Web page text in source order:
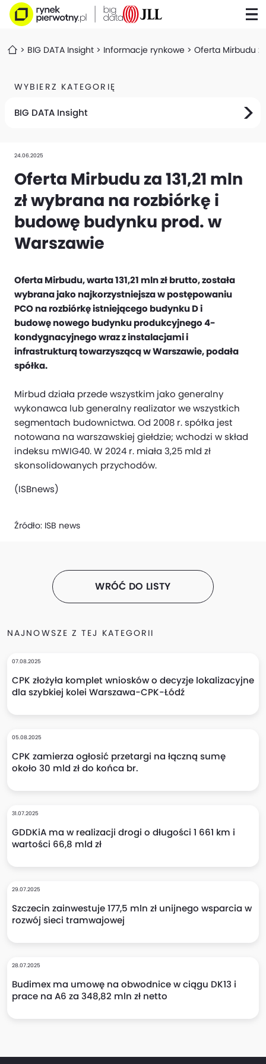
BIG DATA Insight Informacje rynkowe Oferta Mirbudu
WYBIERZ KATEGORIĘ
BIG DATA Insight
24.06.2025
Oferta Mirbudu za 131,21 mln
zł wybrana na rozbiórkę i
budowę budynku prod. w
Warszawie
Oferta Mirbudu, warta 131,21 mln zł brutto, została
wybrana jako najkorzystniejsza w postępowaniu
PCO na rozbiórkę istniejącego budynku D i
budowę nowego budynku produkcyjnego 4-
kondygnacyjnego wraz z instalacjami i
infrastrukturą towarzyszącą w Warszawie, podała
spółka.
Mirbud działa przede wszystkim jako generalny
wykonawca lub generalny realizator we wszystkich
segmentach budownictwa. Od 2008 r. spółka jest
notowana na warszawskiej giełdzie; wchodzi w skład
indeksu mWIG40. W 2024 r. miała 3,25 mld zł
skonsolidowanych przychodów.
(ISBnews)
Źródło: ISB news
WRÓĆ DO LISTY
NAJNOWSZE Z TEJ KATEGORII
07.08.2025
CPK złożyła komplet wniosków o decyzje lokalizacyjne
dla szybkiej kolei Warszawa-CPK-Łódź
05.08.2025
CPK zamierza ogłosić przetargi na łączną sumę
około 30 mld zł do końca br.
31.07.2025
GDDKiA ma w realizacji drogi o długości 1 661 km i
wartości 66,8 mld zł
29.07.2025
Szczecin zainwestuje 177,5 mln zł unijnego wsparcia w
rozwój sieci tramwajowej
28.07.2025
Budimex ma umowę na obwodnice w ciągu DK13 i
prace na A6 za 348,82 mln zł netto